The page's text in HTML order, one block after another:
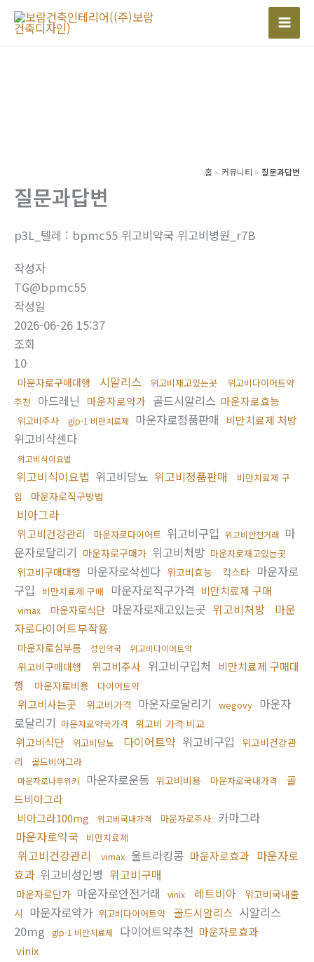
Main
홈 커뮤니티 질문과답변
질문과답변
p3L_텔레 : bpmc55 위고비약국 위고비병원_r7B
작성자
TG@bpmc55
작성일
2026-06-26 15:37
조회
10
마운자로구매대행 시알리스 위고비재고있는곳
위고비다이어트약
추천
아드레닌 마운자로약가 골드시알리스 마운자로효능
위고비주사 glp-1 비만치료제 마운자로정품판매 비만치료제 처방
위고비삭센다
위고비식이요법
위고비식이요법 위고비당뇨 위고비정품판매
비만치료제 구
입
마운자로직구방법
비아그라
위고비건강관리 마운자로다이어트 위고비구입 위고비안전거래 마
운자로달리기 마운자로구매가 위고비처방 마운자로재고있는곳
위고비구매대행 마운자로삭센다 위고비효능 칵스타 마운자로
구입
비만치료제 구매 마운자로직구가격 비만치료제 구매
vimax 마운자로식단 마운자로재고있는곳 위고비처방
마운
자로다이어트부작용
마운자로심부름 성인약국 위고비다이어트약
위고비구매대행 위고비주사 위고비구입처
비만치료제 구매대
행
마운자로비용 다이어트약
위고비사는곳 위고비가격 마운자로달리기 wegovy
마운자
로달리기 마운자로약국가격 위고비 가격 비교
위고비식단 위고비당뇨 다이어트약 위고비구입
위고비건강관
리
골드비아그라
마운자로나무위키 마운자로운동 위고비비용 마운자로국내가격
골
드비아그라
비아그라100mg
위고비국내가격 마운자로주사 카마그라
마운자로약국
비만치료제
위고비건강관리 vimax 울트라킹콩 마운자로효과 마운자로
효과 위고비성인병 위고비구매
마운자로단가 마운자로안전거래 vinix 레트비아
위고비국내출
시
마운자로약가 위고비다이어트약 골드시알리스 시알리스
20mg
glp-1 비만치료제 다이어트약추천 마운자로효과
vinix